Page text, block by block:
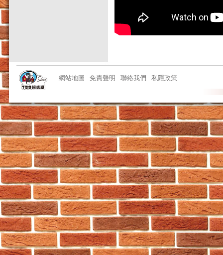
網站地圖 免責聲明 聯絡我們 私隱政策